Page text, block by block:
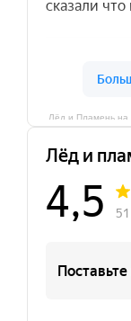
Лёд и Пламень на